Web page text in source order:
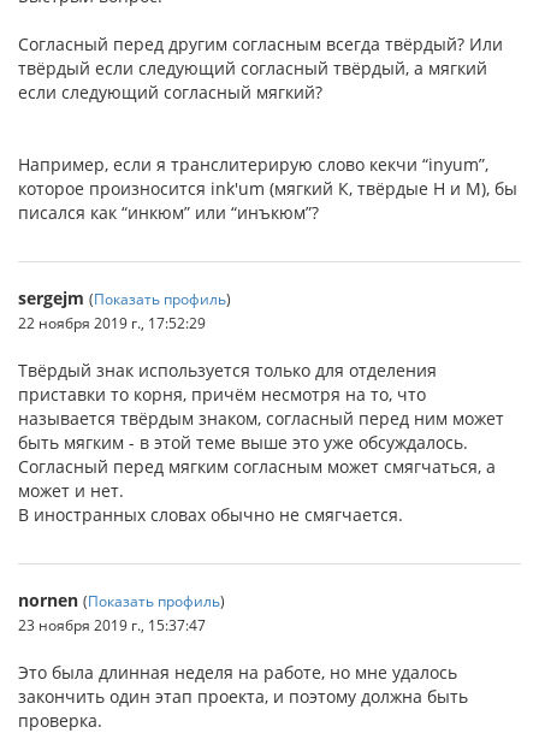
Согласный перед другим согласным всегда твёрдый? Или
твёрдый если следующий согласный твёрдый, а мягкий
если следующий согласный мягкий?
Например, если я транслитерирую слово кекчи “inyum”,
которое произносится ink'um (мягкий К, твёрдые Н и М), бы
писался как “инкюм” или “инъкюм”?
sergejm (Показать профиль)
22 ноября 2019 г., 17:52:29
Твёрдый знак используется только для отделения
приставки то корня, причём несмотря на то, что
называется твёрдым знаком, согласный перед ним может
быть мягким - в этой теме выше это уже обсуждалось.
Согласный перед мягким согласным может смягчаться, а
может и нет.
В иностранных словах обычно не смягчается.
nornen (Показать профиль)
23 ноября 2019 г., 15:37:47
Это была длинная неделя на работе, но мне удалось
закончить один этап проекта, и поэтому должна быть
проверка.